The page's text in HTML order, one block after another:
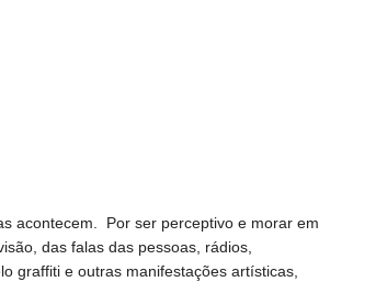
acontecem. Por ser perceptivo e morar em
das falas das pessoas, rádios,
graffiti e outras manifestações artísticas,